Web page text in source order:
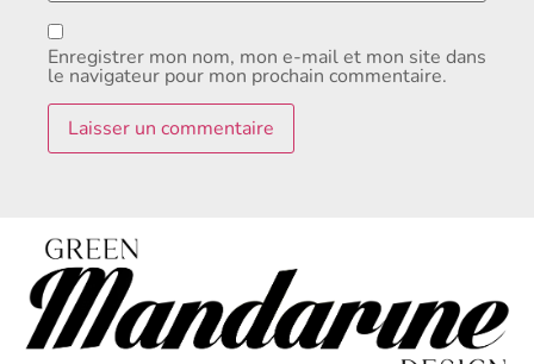
Enregistrer mon nom, mon e-mail et mon site dans
le navigateur pour mon prochain commentaire.